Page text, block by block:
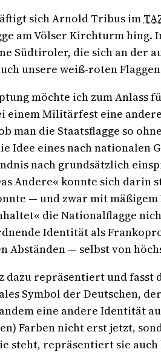
sich Arnold Tribus im
am Völser Kirchturm hing.
Südtiroler, die sich an der
unsere weiß-roten
möchte ich zum Anlass
einem Militärfest eine
man die Staatsflagge so
Idee eines nach nationalen
nach grundsätzlich
Andere« konnte sich darin
— und zwar mit
die Nationalflagge
Identität als
Abständen — selbst von
dazu repräsentiert und
Symbol der Deutschen,
eine andere Identität
Farben nicht erst jetzt,
steht, repräsentiert sie